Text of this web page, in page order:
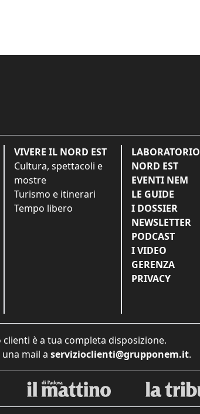
VIVERE IL NORD EST
Cultura, spettacoli e
mostre
Turismo e itinerari
Tempo libero
LABORATORIO
NORD EST
EVENTI NEM
LE GUIDE
I DOSSIER
NEWSLETTER
PODCAST
I VIDEO
GERENZA
PRIVACY
è a tua completa disposizione.
mail a servizioclienti@grupponem.it.